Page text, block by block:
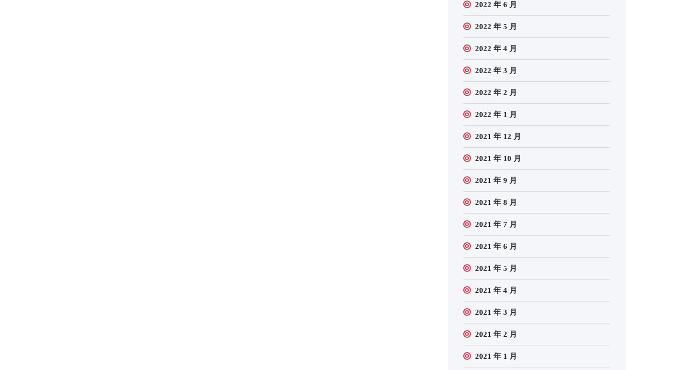
2022 年 6 月
2022 年 5 月
2022 年 4 月
2022 年 3 月
2022 年 2 月
2022 年 1 月
2021 年 12 月
2021 年 10 月
2021 年 9 月
2021 年 8 月
2021 年 7 月
2021 年 6 月
2021 年 5 月
2021 年 4 月
2021 年 3 月
2021 年 2 月
2021 年 1 月